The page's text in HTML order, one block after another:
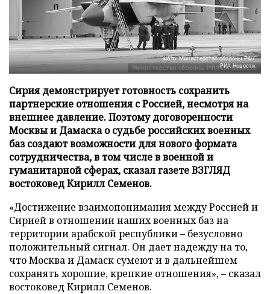
Фото: Министерство обороны РФ/
РИА Новости
Сирия демонстрирует готовность сохранить
партнерские отношения с Россией, несмотря на
внешнее давление. Поэтому договоренности
Москвы и Дамаска о судьбе российских военных
баз создают возможности для нового формата
сотрудничества, в том числе в военной и
гуманитарной сферах, сказал газете ВЗГЛЯД
востоковед Кирилл Семенов.
«Достижение взаимопонимания между Россией и
Сирией в отношении наших военных баз на
территории арабской республики – безусловно
положительный сигнал. Он дает надежду на то,
что Москва и Дамаск сумеют и в дальнейшем
сохранять хорошие, крепкие отношения», – сказал
востоковед Кирилл Семенов.